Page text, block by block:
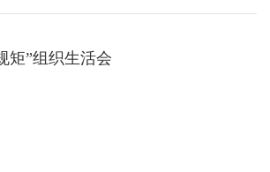
矩”组织生活会